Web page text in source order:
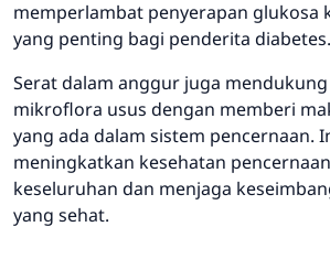
memperlambat penyerapan glukosa
yang penting bagi penderita diabetes.
Serat dalam anggur juga
mikroflora usus dengan memberi
yang ada dalam sistem pencernaan.
meningkatkan kesehatan
keseluruhan dan menjaga
yang sehat.